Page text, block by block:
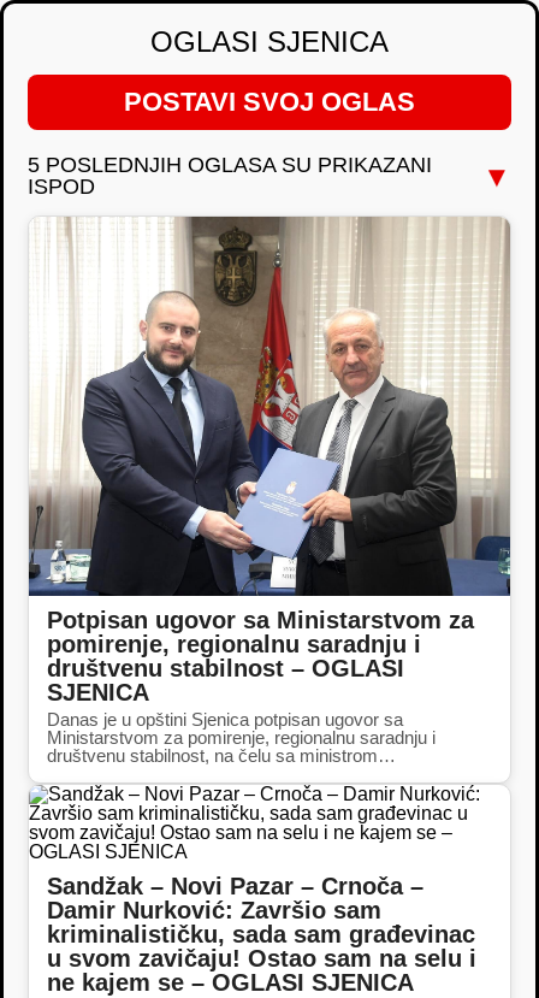
OGLASI SJENICA
POSTAVI SVOJ OGLAS
5 POSLEDNJIH OGLASA SU PRIKAZANI
ISPOD
▼
Potpisan ugovor sa Ministarstvom za
pomirenje, regionalnu saradnju i
društvenu stabilnost – OGLASI
SJENICA
Danas je u opštini Sjenica potpisan ugovor sa
Ministarstvom za pomirenje, regionalnu saradnju i
društvenu stabilnost, na čelu sa ministrom…
Sandžak – Novi Pazar – Crnoča –
Damir Nurković: Završio sam
kriminalističku, sada sam građevinac
u svom zavičaju! Ostao sam na selu i
ne kajem se – OGLASI SJENICA